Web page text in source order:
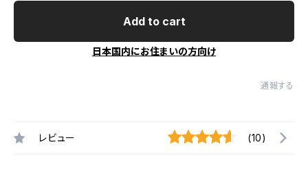
Add to cart
日本国内にお住まいの方向け
通報する
レビュー (10)